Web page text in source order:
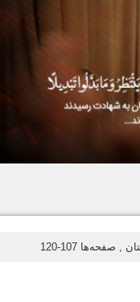
, صفحه‌ها 107-120